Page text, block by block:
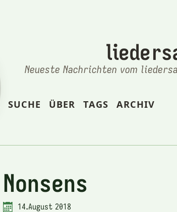
Neueste Nachrichten vom
SUCHE ÜBER TAGS ARCHIV
Nonsens
14.August 2018